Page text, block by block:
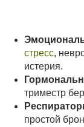
стресс,
истерия.
триместр
простой